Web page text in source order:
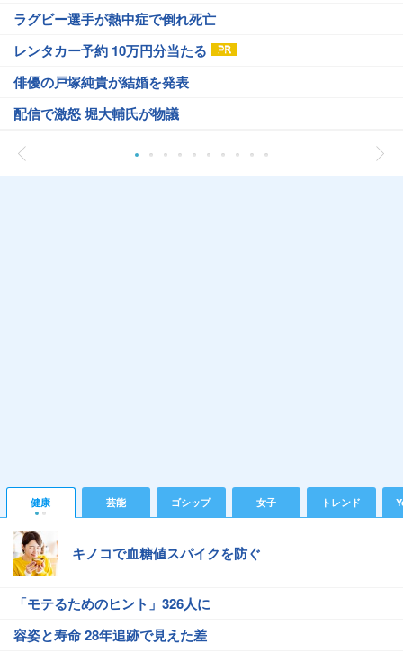
ラグビー選手が熱中症で倒れ死亡
レンタカー予約 10万円分当たる
俳優の戸塚純貴が結婚を発表
配信で激怒 堀大輔氏が物議
健康 芸能 ゴシップ 女子 トレンド
キノコで血糖値スパイクを防ぐ
「モテるためのヒント」326人に
容姿と寿命 28年追跡で見えた差